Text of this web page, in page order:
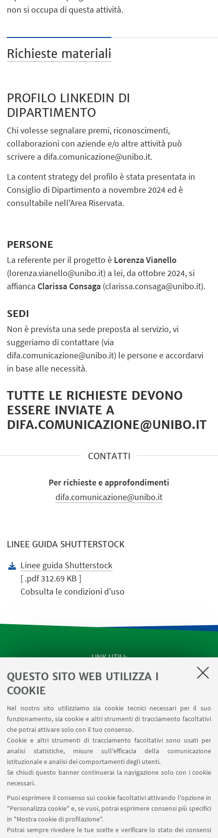
QUESTO SITO WEB UTILIZZA I
COOKIE
Nel nostro sito utilizziamo sia cookie tecnici necessari per il suo
funzionamento, sia cookie e altri strumenti di tracciamento facoltativi
che potrai attivare solo con il tuo consenso.
Cookie e altri strumenti di tracciamento facoltativi sono usati per
analisi statistiche, misure sull'efficacia della comunicazione
istituzionale e analisi dei comportamenti degli utenti.
Se chiudi questo banner continuerai la navigazione solo con i cookie
necessari.
Puoi esprimere il consenso sui cookie facoltativi attivando l'opzione in
"Personalizza cookie" e, se vuoi, potrai esprimere consensi più specifici
in "Mostra cookie di profilazione".
Potrai sempre rivedere le tue scelte e verificare lo stato dei consensi
non si occupa di questa attività.
Richieste materiali
PROFILO LINKEDIN DI
DIPARTIMENTO
Chi volesse segnalare premi, riconoscimenti,
collaborazioni con aziende e/o altre attività può
scrivere a difa.comunicazione@unibo.it.
La content strategy del profilo è stata presentata in
Consiglio di Dipartimento a novembre 2024 ed è
consultabile nell'Area Riservata.
PERSONE
La referente per il progetto è Lorenza Vianello
(lorenza.vianello@unibo.it) a lei, da ottobre 2024, si
affianca Clarissa Consaga (clarissa.consaga@unibo.it).
SEDI
Non è prevista una sede preposta al servizio, vi
suggeriamo di contattare (via
difa.comunicazione@unibo.it) le persone e accordarvi
in base alle necessità.
TUTTE LE RICHIESTE DEVONO
ESSERE INVIATE A
DIFA.COMUNICAZIONE@UNIBO.IT
CONTATTI
Per richieste e approfondimenti
difa.comunicazione@unibo.it
LINEE GUIDA SHUTTERSTOCK
Linee guida Shutterstock
[ .pdf 312.69 KB ]
Cobsulta le condizioni d'uso
LINK UTILI
Apps
Prenotazione Sale
Carta dei Servizi
SEGUI IL DIPARTIMENTO SU:
SEGUI UNIBO SU: